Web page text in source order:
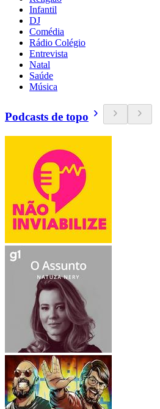
Infantil
DJ
Comédia
Rádio Colégio
Entrevista
Natal
Saúde
Música
Podcasts de topo